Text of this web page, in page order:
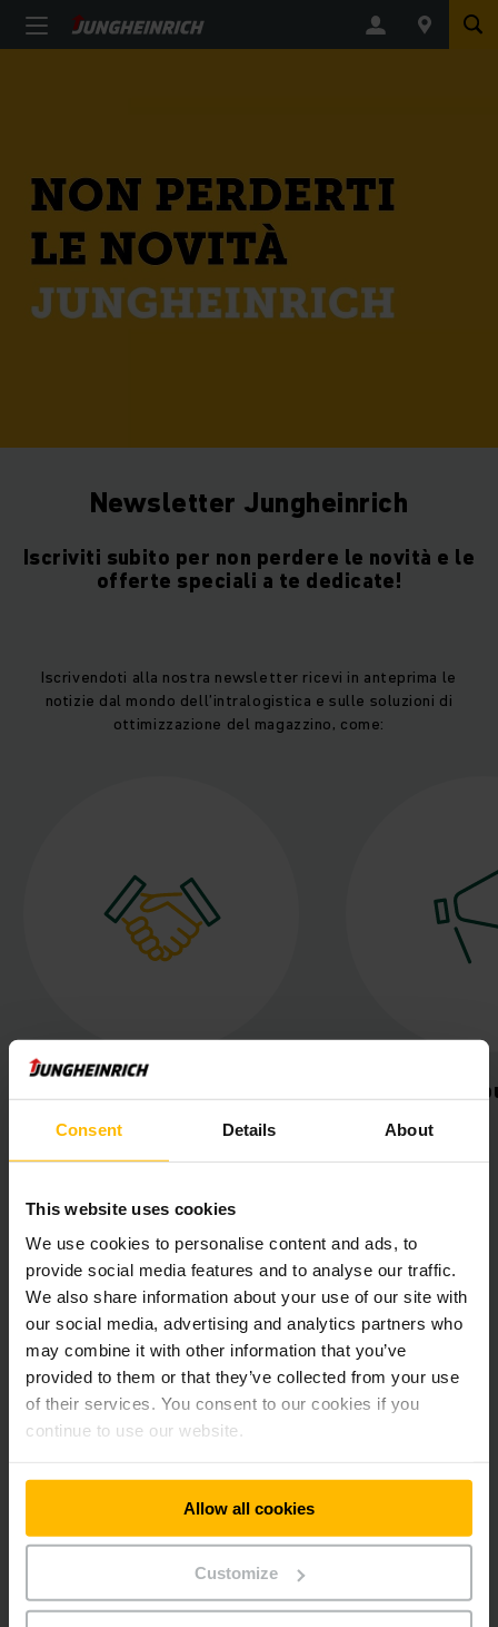
Consent Details About
This website uses cookies
We use cookies to personalise content and ads, to
provide social media features and to analyse our traffic.
We also share information about your use of our site with
our social media, advertising and analytics partners who
may combine it with other information that you’ve
provided to them or that they’ve collected from your use
of their services. You consent to our cookies if you
continue to use our website.
Allow all cookies
Customize
Newsletter Jungheinrich
Iscriviti subito per non perdere le novità e le
offerte speciali a te dedicate!
Iscrivendoti alla nostra newsletter ricevi in anteprima le
notizie dal mondo dell’intralogistica e sulle soluzioni di
ottimizzazione del magazzino, come:
Eventi e
ISCRIVITI ALLA NEWSLETTER